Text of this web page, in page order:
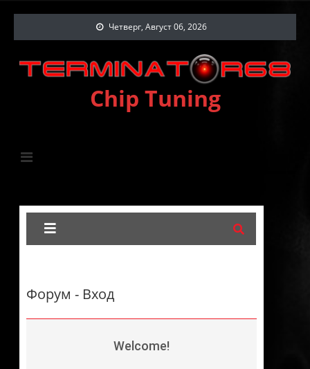
Четверг, Август 06, 2026
Chip Tuning
Форум - Вход
Welcome!